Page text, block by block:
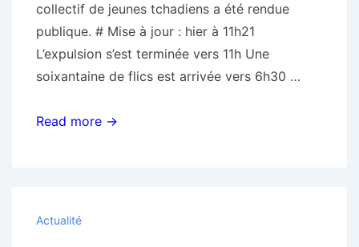
collectif de jeunes tchadiens a été rendue
publique. # Mise à jour : hier à 11h21
L’expulsion s’est terminée vers 11h Une
soixantaine de flics est arrivée vers 6h30 …
L’expulsion
Read more →
Actualité